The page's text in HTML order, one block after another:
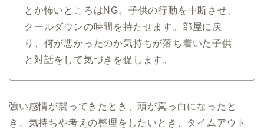
とか怖いところはNG。子供の行動を中断させ、
クールダウンの時間を持たせます。部屋に戻
り、何が悪かったのか気持ちが落ち着いた子供
と対話をして気づきを促します。
強い感情が襲ってきたとき、頭が真っ白になったと
き、気持ちや考えの整理をしたいとき、タイムアウト